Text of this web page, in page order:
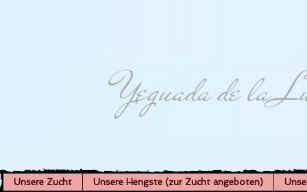
Yeguada de la
Unsere Zucht Unsere Hengste (zur Zucht angeboten)